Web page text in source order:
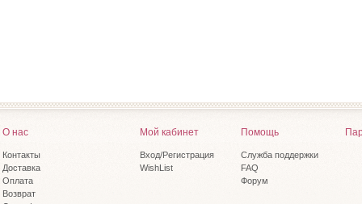
О нас
Контакты
Доставка
Оплата
Возврат
Мой кабинет
Вход/Регистрация
WishList
Помощь
Служба поддержки
FAQ
Форум